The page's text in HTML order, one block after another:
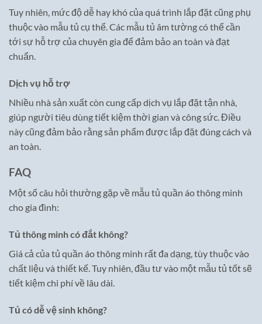
Tuy nhiên, mức độ dễ hay khó của quá trình lắp đặt cũng phụ
thuộc vào mẫu tủ cụ thể. Các mẫu tủ âm tường có thể cần
tới sự hỗ trợ của chuyên gia để đảm bảo an toàn và đạt
chuẩn.
Dịch vụ hỗ trợ
Nhiều nhà sản xuất còn cung cấp dịch vụ lắp đặt tận nhà,
giúp người tiêu dùng tiết kiệm thời gian và công sức. Điều
này cũng đảm bảo rằng sản phẩm được lắp đặt đúng cách và
an toàn.
FAQ
Một số câu hỏi thường gặp về mẫu tủ quần áo thông minh
cho gia đình:
Tủ thông minh có đắt không?
Giá cả của tủ quần áo thông minh rất đa dạng, tùy thuộc vào
chất liệu và thiết kế. Tuy nhiên, đầu tư vào một mẫu tủ tốt sẽ
tiết kiệm chi phí về lâu dài.
Tủ có dễ vệ sinh không?